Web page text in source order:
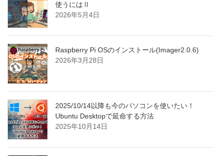
使うにはⅡ
2026年5月4日
Raspberry Pi OSのインストール(Imager2.0.6)
2026年3月28日
2025/10/14以降も今のパソコンを使いたい！
Ubuntu Desktopで延命する方法
2025年10月14日